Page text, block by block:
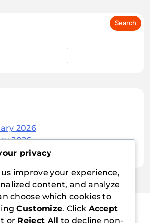
2026
2026
privacy
improve your experience,
content, and analyze
choose which cookies to
Customize. Click Accept
or Reject All to decline non-